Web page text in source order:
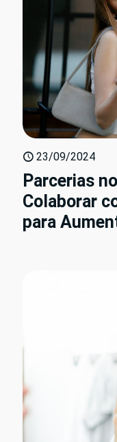
23/09/2024
Parcerias
Colaborar
para